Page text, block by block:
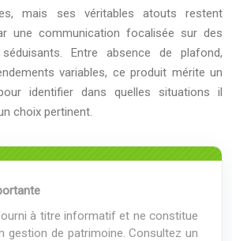
mais ses véritables atouts restent
une communication focalisée sur des
Entre absence de plafond,
variables, ce produit mérite un
identifier dans quelles situations il
choix pertinent.
à titre informatif et ne constitue
gestion de patrimoine. Consultez un